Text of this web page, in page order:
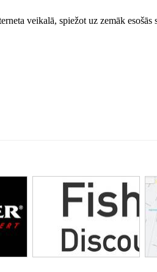
veikalā, spiežot uz zemāk esošās